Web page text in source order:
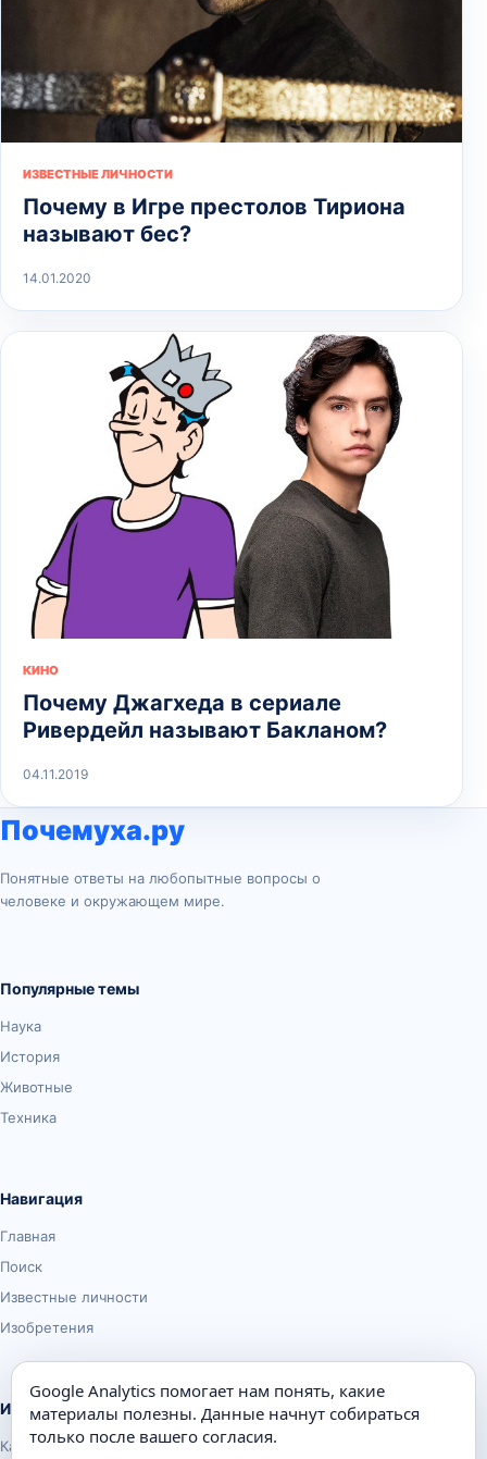
ИЗВЕСТНЫЕ ЛИЧНОСТИ
Почему в Игре престолов Тириона
называют бес?
14.01.2020
КИНО
Почему Джагхеда в сериале
Ривердейл называют Бакланом?
04.11.2019
Почемуха.ру
Понятные ответы на любопытные вопросы о
человеке и окружающем мире.
Популярные темы
Наука
История
Животные
Техника
Навигация
Главная
Поиск
Известные личности
Изобретения
Информация
Карта сайта
Google Analytics помогает нам понять, какие
материалы полезны. Данные начнут собираться
только после вашего согласия.